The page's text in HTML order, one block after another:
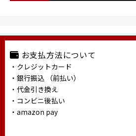
お支払方法について
・クレジットカード
・銀行振込 （前払い）
・代金引き換え
・コンビニ後払い
・amazon pay